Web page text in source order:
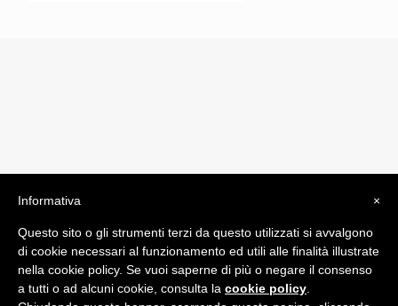
byComunicatori su Misura srl
Termini e Condizioni di Vendita - Terms and Conditions
ITA:
×
Informativa
Questo sito o gli strumenti terzi da questo utilizzati si avvalgono
di cookie necessari al funzionamento ed utili alle finalità illustrate
nella cookie policy. Se vuoi saperne di più o negare il consenso
a tutti o ad alcuni cookie, consulta la cookie policy